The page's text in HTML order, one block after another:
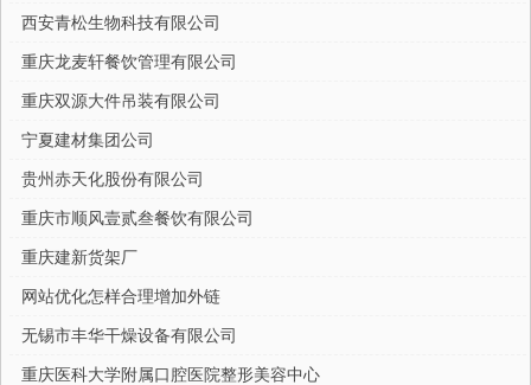
西安青松生物科技有限公司
重庆龙麦轩餐饮管理有限公司
重庆双源大件吊装有限公司
宁夏建材集团公司
贵州赤天化股份有限公司
重庆市顺风壹贰叁餐饮有限公司
重庆建新货架厂
网站优化怎样合理增加外链
无锡市丰华干燥设备有限公司
重庆医科大学附属口腔医院整形美容中心